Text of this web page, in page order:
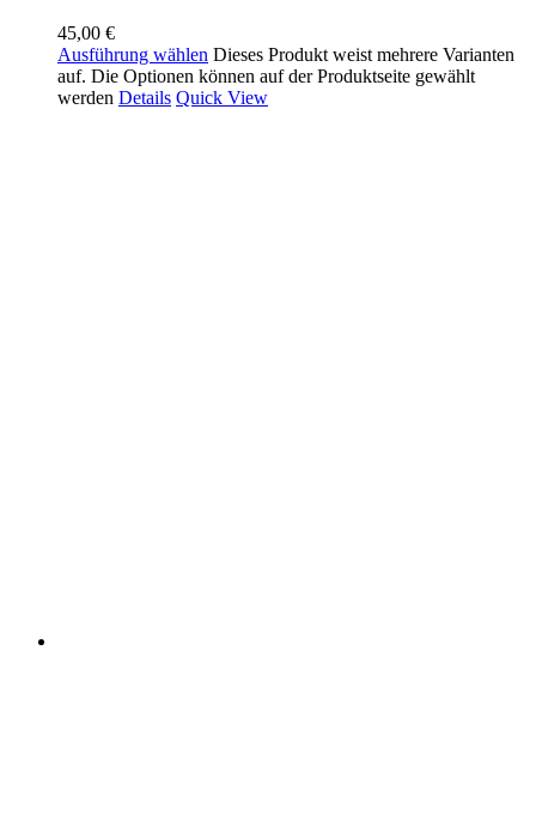
45,00 €
Ausführung wählen Dieses Produkt weist mehrere Varianten
auf. Die Optionen können auf der Produktseite gewählt
werden Details Quick View